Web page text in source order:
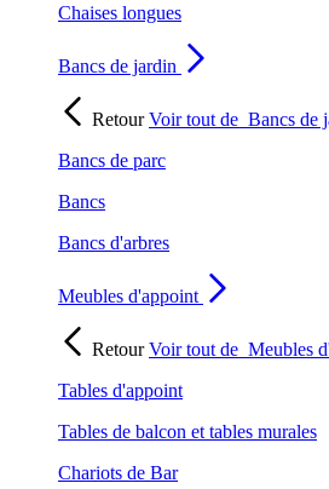
Chaises longues
Bancs de jardin
RetourVoir tout de Bancs de
Bancs de parc
Bancs
Bancs d'arbres
Meubles d'appoint
RetourVoir tout de Meubles
Tables d'appoint
Tables de balcon et tables murales
Chariots de Bar